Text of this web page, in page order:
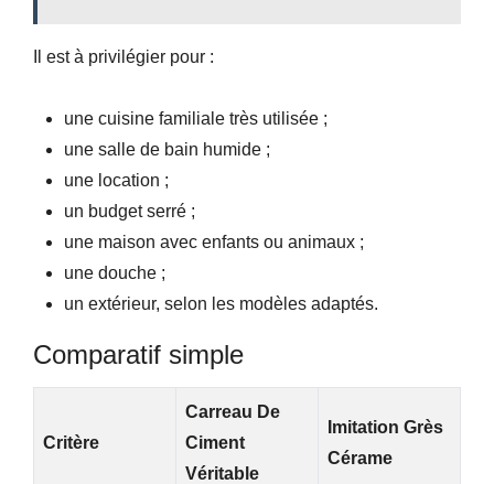
Il est à privilégier pour :
une cuisine familiale très utilisée ;
une salle de bain humide ;
une location ;
un budget serré ;
une maison avec enfants ou animaux ;
une douche ;
un extérieur, selon les modèles adaptés.
Comparatif simple
Critère
Carreau De
Ciment
Véritable
Imitation Grès
Cérame